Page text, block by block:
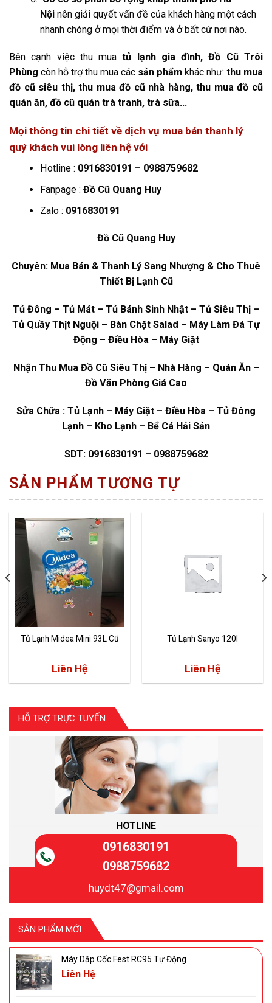
Nội nên giải quyết vấn đề của khách hàng một cách
nhanh chóng ở mọi thời điểm và ở bất cứ nơi nào.
Bên cạnh việc thu muatủ lạnh gia đình, Đồ Cũ Trôi
Phùng còn hỗ trợ thu mua các sản phẩm khác như: thu mua
đồ cũ siêu thị, thu mua đồ cũ nhà hàng, thu mua đồ cũ
quán ăn, đồ cũ quán trà tranh, trà sữa…
Mọi thông tin chi tiết về dịch vụ mua bán thanh lý
quý khách vui lòng liên hệ với
Hotline : 0916830191 – 0988759682
Fanpage : Đồ Cũ Quang Huy
Zalo : 0916830191
Đồ Cũ Quang Huy
Chuyên: Mua Bán & Thanh Lý Sang Nhượng & Cho Thuê
Thiết Bị Lạnh Cũ
Tủ Đông – Tủ Mát – Tủ Bánh Sinh Nhật – Tủ Siêu Thị –
Tủ Quầy Thịt Nguội – Bàn Chặt Salad – Máy Làm Đá Tự
Động – Điều Hòa – Máy Giặt
Nhận Thu Mua Đồ Cũ Siêu Thị – Nhà Hàng – Quán Ăn –
Đồ Văn Phòng Giá Cao
Sửa Chữa : Tủ Lạnh – Máy Giặt – Điều Hòa – Tủ Đông
Lạnh – Kho Lạnh – Bể Cá Hải Sản
SDT: 0916830191 – 0988759682
SẢN PHẨM TƯƠNG TỰ
Tủ Lạnh Midea Mini 93L Cũ
Liên Hệ
Tủ Lạnh Sanyo 120l
Liên Hệ
HỖ TRỢ TRỰC TUYẾN
HOTLINE
0916830191
0988759682
huydt47@gmail.com
SẢN PHẨM MỚI
Máy Dập Cốc Fest RC95 Tự Động
Liên Hệ